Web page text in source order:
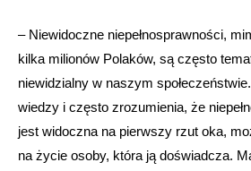
–Niewidoczne niepełnosprawności,
kilka milionów Polaków, są często
niewidzialny w naszym
wiedzy i często zrozumienia, że
jest widoczna na pierwszy rzut oka,
na życie osoby, która ją doświadcza.